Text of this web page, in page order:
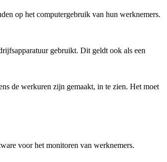
op het computergebruik van hun werknemers.
gebruikt. Dit geldt ook als een
de werkuren zijn gemaakt, in te zien. Het moet
voor het monitoren van werknemers.